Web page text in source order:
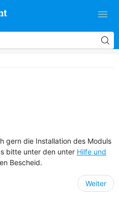
gern die Installation des Moduls
bitte unter den unter Hilfe und
Bescheid.
Weiter